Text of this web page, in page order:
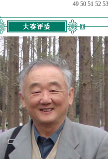
49 50 51 52 53